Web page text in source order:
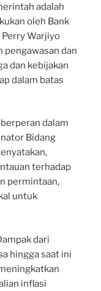
adalah
oleh Bank
Perry Warjiyo
pengawasan dan
dan kebijakan
dalam batas
dalam
Bidang
terhadap
permintaan,
untuk
dari
hingga saat ini
inflasi